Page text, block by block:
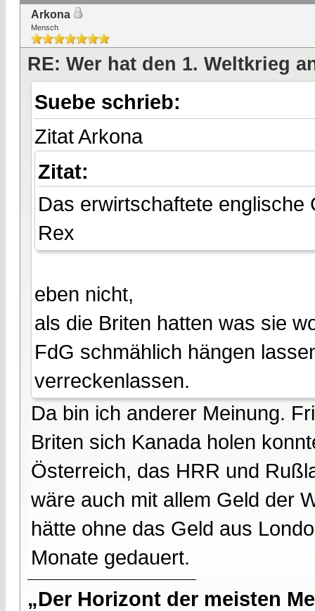
Arkona
Mensch
RE: Wer hat den 1. Weltkrieg
Suebe schrieb:
Zitat Arkona
Zitat:
Das erwirtschaftete
Rex
eben nicht,
als die Briten hatten was sie
FdG schmählich hängen
verreckenlassen.
Da bin ich anderer Meinung.
Briten sich Kanada holen
Österreich, das HRR und
wäre auch mit allem Geld der
hätte ohne das Geld aus
Monate gedauert.
„Der Horizont der meisten